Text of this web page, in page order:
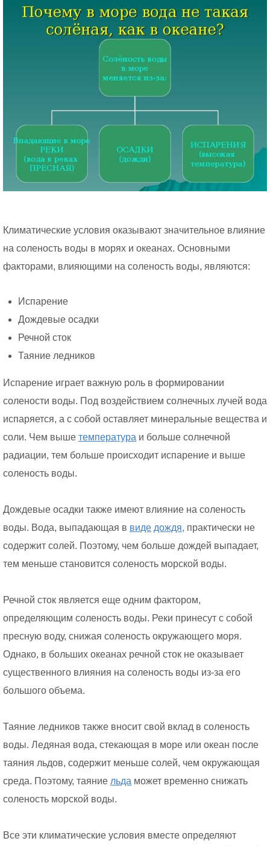
Климатические условия оказывают значительное влияние
на соленость воды в морях и океанах. Основными
факторами, влияющими на соленость воды, являются:
Испарение
Дождевые осадки
Речной сток
Таяние ледников
Испарение играет важную роль в формировании
солености воды. Под воздействием солнечных лучей вода
испаряется, а с собой оставляет минеральные вещества и
соли. Чем выше температура и больше солнечной
радиации, тем больше происходит испарение и выше
соленость воды.
Дождевые осадки также имеют влияние на соленость
воды. Вода, выпадающая в виде дождя, практически не
содержит солей. Поэтому, чем больше дождей выпадает,
тем меньше становится соленость морской воды.
Речной сток является еще одним фактором,
определяющим соленость воды. Реки принесут с собой
пресную воду, снижая соленость окружающего моря.
Однако, в больших океанах речной сток не оказывает
существенного влияния на соленость воды из-за его
большого объема.
Таяние ледников также вносит свой вклад в соленость
воды. Ледяная вода, стекающая в море или океан после
таяния льдов, содержит меньше солей, чем окружающая
среда. Поэтому, таяние льда может временно снижать
соленость морской воды.
Все эти климатические условия вместе определяют